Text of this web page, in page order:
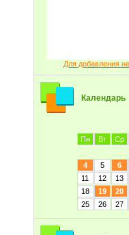
Для добавления
Календарь
Пн
Вт Ср
4
5 6
11
12 13
18
19 20
25
26 27